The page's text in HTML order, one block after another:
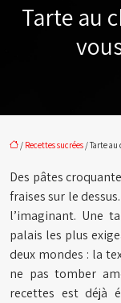
Tarte au
/ Recettes sucrées / Tarte
Des pâtes
fraises sur le
l’imaginant. Une
palais les plus
deux mondes : la
ne pas tomber
recettes est déjà